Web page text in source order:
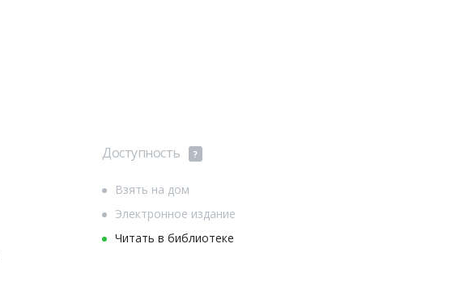
Доступность ?
Взять на дом
Электронное издание
Читать в библиотеке